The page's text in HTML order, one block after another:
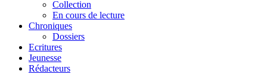
Collection
En cours de lecture
Chroniques
Dossiers
Ecritures
Jeunesse
Rédacteurs